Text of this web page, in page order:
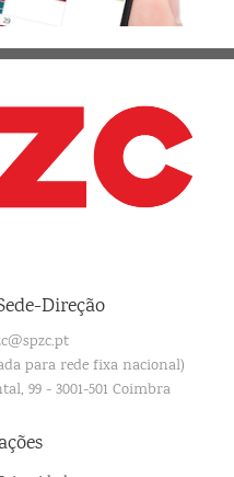
Direção
para rede fixa nacional)
99 - 3001-501 Coimbra